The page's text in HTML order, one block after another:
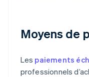
Moyens de
Les paiements
professionnels